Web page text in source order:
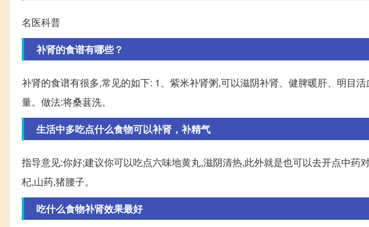
名医科普
补肾的食谱有哪些？
补肾的食谱有很多,常见的如下: 1、紫米补肾粥,可以滋阴补肾、健脾暖肝、明目
量。做法:将桑葚洗。
生活中多吃点什么食物可以补肾，补精气
指导意见:你好;建议你可以吃点六味地黄丸,滋阴清热,此外就是也可以去开点中药
杞,山药,猪腰子。
吃什么食物补肾效果最好